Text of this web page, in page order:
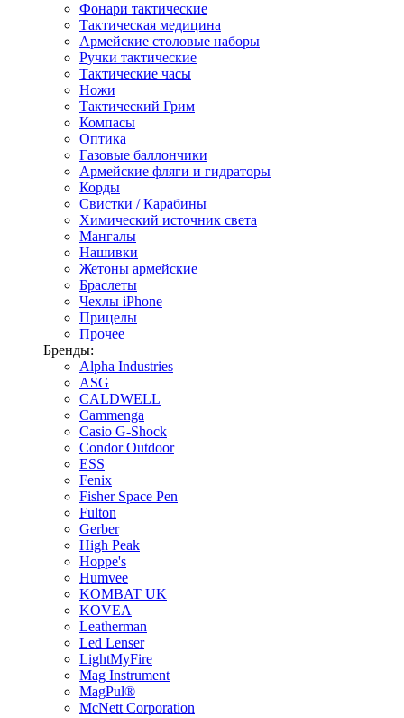
Фонари тактические
Тактическая медицина
Армейские столовые наборы
Ручки тактические
Тактические часы
Ножи
Тактический Грим
Компасы
Оптика
Газовые баллончики
Армейские фляги и гидраторы
Корды
Свистки / Карабины
Химический источник света
Мангалы
Нашивки
Жетоны армейские
Браслеты
Чехлы iPhone
Прицелы
Прочее
Бренды:
Alpha Industries
ASG
CALDWELL
Cammenga
Casio G-Shock
Condor Outdoor
ESS
Fenix
Fisher Space Pen
Fulton
Gerber
High Peak
Hoppe's
Humvee
KOMBAT UK
KOVEA
Leatherman
Led Lenser
LightMyFire
Mag Instrument
MagPul®
McNett Corporation